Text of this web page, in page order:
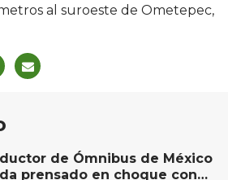
al suroeste de Ometepec,
de Ómnibus de México
prensado en choque con